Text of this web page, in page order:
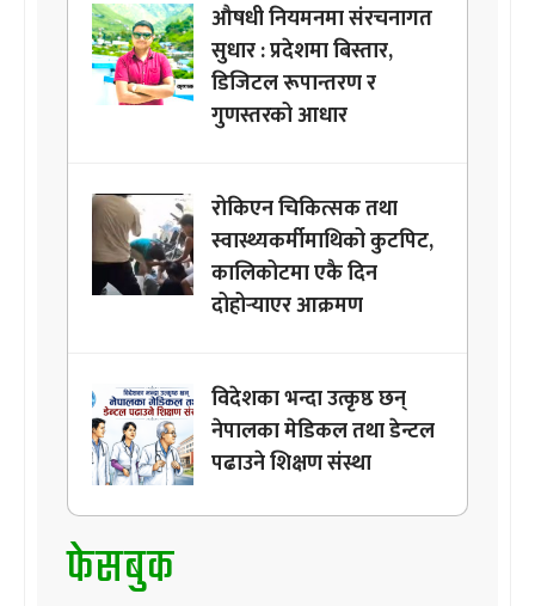
औषधी नियमनमा संरचनागत
सुधार : प्रदेशमा बिस्तार,
डिजिटल रूपान्तरण र
गुणस्तरको आधार
रोकिएन चिकित्सक तथा
स्वास्थ्यकर्मीमाथिको कुटपिट,
कालिकोटमा एकै दिन
दोहोर्‍याएर आक्रमण
विदेशका भन्दा उत्कृष्ठ छन्
नेपालका मेडिकल तथा डेन्टल
पढाउने शिक्षण संस्था
फेसबुक